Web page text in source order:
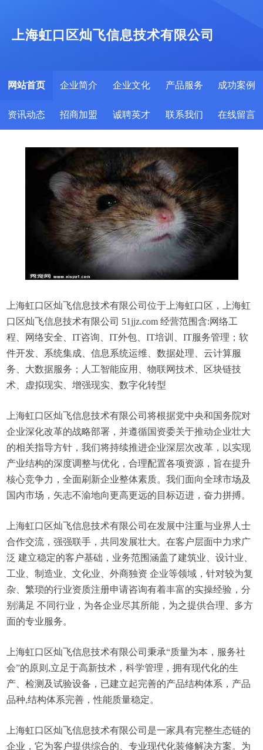
上海虹口区灿飞信息技术有限公司
网站首页 企业简介 企业文化 产品服务 成功案例
资讯动态 招商加盟 诚聘英才 联系我们 在线留言
上海虹口区灿飞信息技术有限公司位于上海虹口区，上海虹
口区灿飞信息技术有限公司 51jjz.com 经营范围含:网络工
程、网络安全、IT咨询、IT外包、IT培训、IT服务管理；软
件开发、系统集成、信息系统运维、数据处理、云计算服
务、大数据服务；人工智能应用、物联网技术、区块链技
术、虚拟现实、增强现实、数字化转型
上海虹口区灿飞信息技术有限公司将根据党中央和国务院对
企业深化改革的战略部署，并遵循国资委关于推动企业壮大
的相关指导方针，我们将持续推进企业深层次改革，以实现
产业结构的深度调整与优化，合理配置各项资源，旨在提升
核心竞争力，全面刷新企业整体素质。我们面向全球市场及
国内市场，矢志不渝地向更高更远的目标迈进，奋力拼搏。
上海虹口区灿飞信息技术有限公司在发展中注重与业界人士
合作交流，强强联手，共同发展壮大。在客户层面中力求广
泛 建立稳定的客户基础，业务范围涵盖了建筑业、设计业、
工业、制造业、文化业、外商独资 企业等领域，针对较为复
杂、繁琐的行业资质注册申请咨询有着丰富的实操经验，分
别满足 不同行业，为各企业尽其所能，为之提供合理、多方
面的专业服务。
上海虹口区灿飞信息技术有限公司秉承“质量为本，服务社
会”的原则,立足于高新技术，科学管理，拥有现代化的生
产、检测及试验设备，已建立起完善的产品结构体系，产品
品种,结构体系完善，性能质量稳定。
上海虹口区灿飞信息技术有限公司是一家具有完整生态链的
企业，它为客户提供综合的、专业现代化装修解决方案。为